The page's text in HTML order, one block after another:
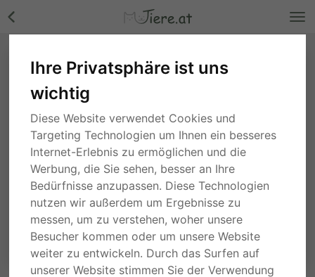
Ihre Privatsphäre ist uns
wichtig
Diese Website verwendet Cookies und
Targeting Technologien um Ihnen ein besseres
Internet-Erlebnis zu ermöglichen und die
Werbung, die Sie sehen, besser an Ihre
Bedürfnisse anzupassen. Diese Technologien
nutzen wir außerdem um Ergebnisse zu
messen, um zu verstehen, woher unsere
Besucher kommen oder um unsere Website
weiter zu entwickeln. Durch das Surfen auf
unserer Website stimmen Sie der Verwendung